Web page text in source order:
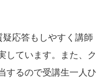
応答もしやすく講師
しています。また、ク
するので受講生一人ひ